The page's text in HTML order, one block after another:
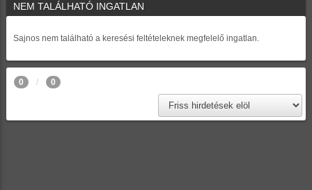
NEM TALÁLHATÓ INGATLAN
Sajnos nem található a keresési feltételeknek megfelelő ingatlan.
0 0